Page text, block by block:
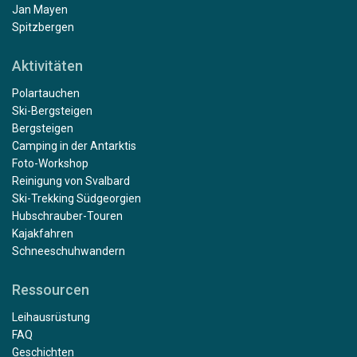
Jan Mayen
Spitzbergen
Aktivitäten
Polartauchen
Ski-Bergsteigen
Bergsteigen
Camping in der Antarktis
Foto-Workshop
Reinigung von Svalbard
Ski-Trekking Südgeorgien
Hubschrauber-Touren
Kajakfahren
Schneeschuhwandern
Ressourcen
Leihausrüstung
FAQ
Geschichten